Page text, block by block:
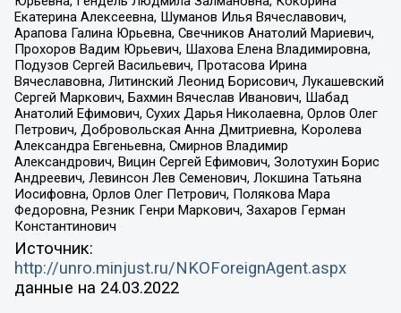
Екатерина Алексеевна, Шуманов Илья Вячеславович,
Арапова Галина Юрьевна, Свечников Анатолий Мариевич,
Прохоров Вадим Юрьевич, Шахова Елена Владимировна,
Подузов Сергей Васильевич, Протасова Ирина
Вячеславовна, Литинский Леонид Борисович, Лукашевский
Сергей Маркович, Бахмин Вячеслав Иванович, Шабад
Анатолий Ефимович, Сухих Дарья Николаевна, Орлов Олег
Петрович, Добровольская Анна Дмитриевна, Королева
Александра Евгеньевна, Смирнов Владимир
Александрович, Вицин Сергей Ефимович, Золотухин Борис
Андреевич, Левинсон Лев Семенович, Локшина Татьяна
Иосифовна, Орлов Олег Петрович, Полякова Мара
Федоровна, Резник Генри Маркович, Захаров Герман
Константинович
Источник:
http://unro.minjust.ru/NKOForeignAgent.aspx
данные на 24.03.2022